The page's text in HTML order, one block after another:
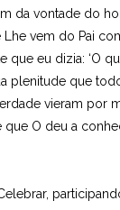
da vontade do
vem do Pai
que eu dizia: ‘O
plenitude que
vieram por
que O deu a